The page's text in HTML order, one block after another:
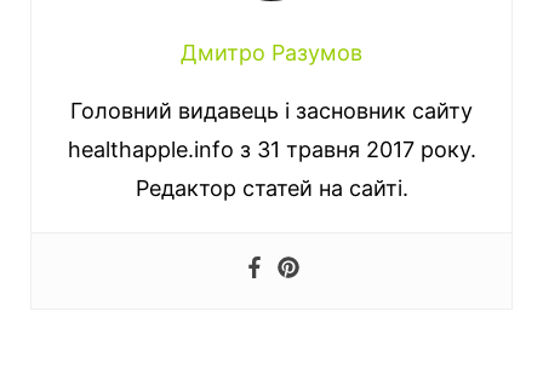
Дмитро Разумов
Головний видавець і засновник сайту
healthapple.info з 31 травня 2017 року.
Редактор статей на сайті.